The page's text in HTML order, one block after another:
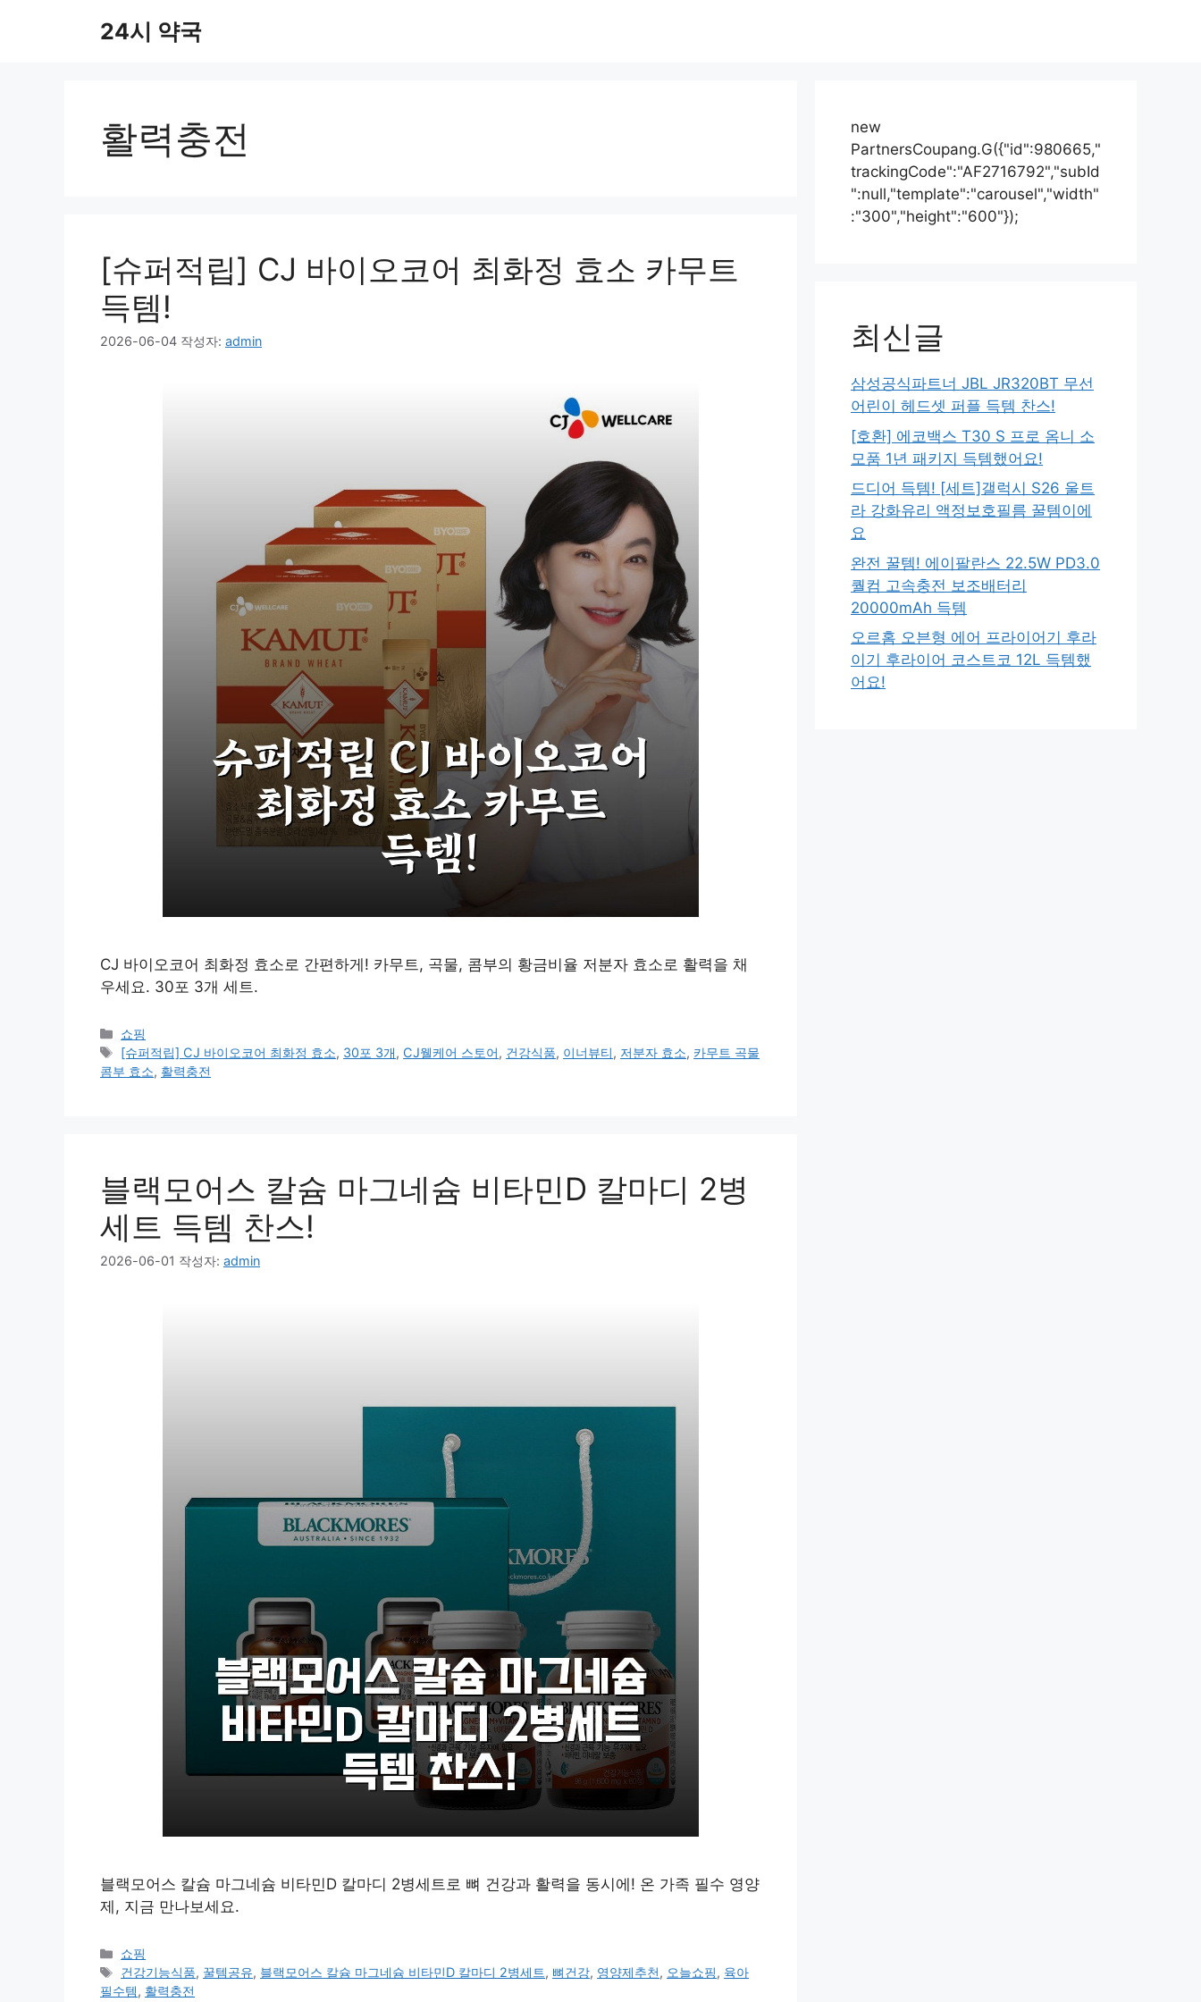
24시 약국
활력충전
[슈퍼적립] CJ 바이오코어 최화정 효소 카무트
득템!
2026-06-04 작성자: admin
CJ 바이오코어 최화정 효소로 간편하게! 카무트, 곡물, 콤부의 황금비율 저분자 효소로 활력을 채
우세요. 30포 3개 세트.
카
테
고
쇼핑
태
그
[슈퍼적립] CJ 바이오코어 최화정 효소, 30포 3개, CJ웰케어 스토어, 건강식품, 이너뷰티, 저분자 효소, 카무트 곡물
콤부 효소, 활력충전
블랙모어스 칼슘 마그네슘 비타민D 칼마디 2병
세트 득템 찬스!
2026-06-01 작성자: admin
블랙모어스 칼슘 마그네슘 비타민D 칼마디 2병세트로 뼈 건강과 활력을 동시에! 온 가족 필수 영양
제, 지금 만나보세요.
카
테
고
쇼핑
태
그
건강기능식품, 꿀템공유, 블랙모어스 칼슘 마그네슘 비타민D 칼마디 2병세트, 뼈건강, 영양제추천, 오늘쇼핑, 육아
필수템, 활력충전
new
PartnersCoupang.G({"id":980665,"
trackingCode":"AF2716792","subId
":null,"template":"carousel","width"
:"300","height":"600"});
최신글
삼성공식파트너 JBL JR320BT 무선
어린이 헤드셋 퍼플 득템 찬스!
[호환] 에코백스 T30 S 프로 옴니 소
모품 1년 패키지 득템했어요!
드디어 득템! [세트]갤럭시 S26 울트
라 강화유리 액정보호필름 꿀템이에
요
완전 꿀템! 에이팔란스 22.5W PD3.0
퀄컴 고속충전 보조배터리
20000mAh 득템
오르홈 오븐형 에어 프라이어기 후라
이기 후라이어 코스트코 12L 득템했
어요!